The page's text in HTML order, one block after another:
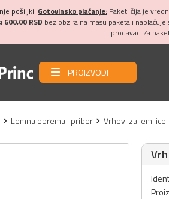
pošiljki: Gotovinsko plaćanje: Paketi čija je
600,00 RSD bez obzira na masu paketa i
prodavac. Za
PROIZVODI
Lemna oprema i pribor Vrhovi za lemilice